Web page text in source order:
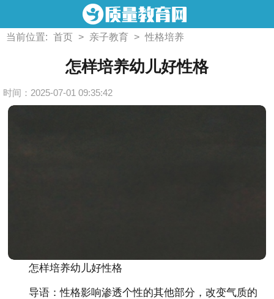
当前位置: 首页 > 亲子教育 > 性格培养
怎样培养幼儿好性格
时间：2025-07-01 09:35:42
怎样培养幼儿好性格
导语：性格影响渗透个性的其他部分，改变气质的